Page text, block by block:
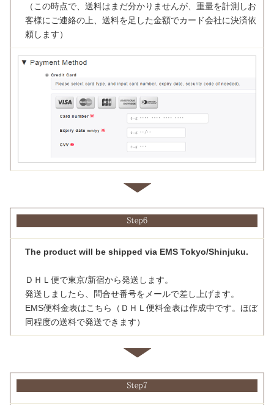
（この時点で、送料はまだ分かりませんが、重量を計測しお
客様にご連絡の上、送料を足した金額でカード会社に決済依
頼します）
The product will be shipped via EMS Tokyo/Shinjuku.
ＤＨＬ便で東京/新宿から発送します。
発送しましたら、問合せ番号をメールで差し上げます。
EMS便料金表はこちら
（ＤＨＬ便料金表は作成中です。ほぼ
同程度の送料で発送できます）